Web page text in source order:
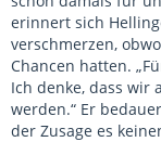
erinnert sich
verschmerzen,
Chancen hatten.
Ich denke, dass wir
werden.“ Er
der Zusage es